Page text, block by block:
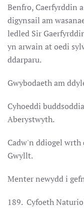
Benfro, Caerfyrddin
digynsail am
ledled Sir
yn arwain at oedi
ddarparu.
Gwybodaeth am
Cyhoeddi
Aberystwyth.
Cadw'n ddiogel wrth
Gwyllt.
Menter newydd i
189. Cyfoeth